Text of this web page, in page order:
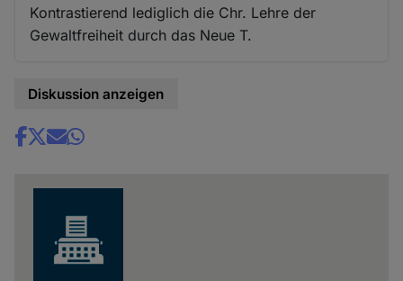
Kontrastierend lediglich die Chr. Lehre der
Gewaltfreiheit durch das Neue T.
Diskussion anzeigen
Share